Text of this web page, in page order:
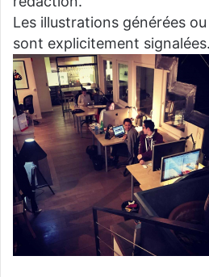
Les illustrations générées
sont explicitement signalées.